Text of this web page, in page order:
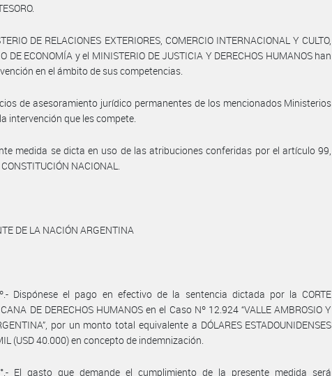
DE RELACIONES EXTERIORES, COMERCIO INTERNACIONAL Y CULTO,
DE ECONOMÍA y el MINISTERIO DE JUSTICIA Y DERECHOS HUMANOS han
en el ámbito de sus competencias.
de asesoramiento jurídico permanentes de los mencionados Ministerios
intervención que les compete.
medida se dicta en uso de las atribuciones conferidas por el artículo 99,
NACIONAL.
DE LA NACIÓN ARGENTINA
Dispónese el pago en efectivo de la sentencia dictada por la CORTE
DE DERECHOS HUMANOS en el Caso Nº 12.924 “VALLE AMBROSIO Y
por un monto total equivalente a DÓLARES ESTADOUNIDENSES
(USD 40.000) en concepto de indemnización.
El gasto que demande el cumplimiento de la presente medida será